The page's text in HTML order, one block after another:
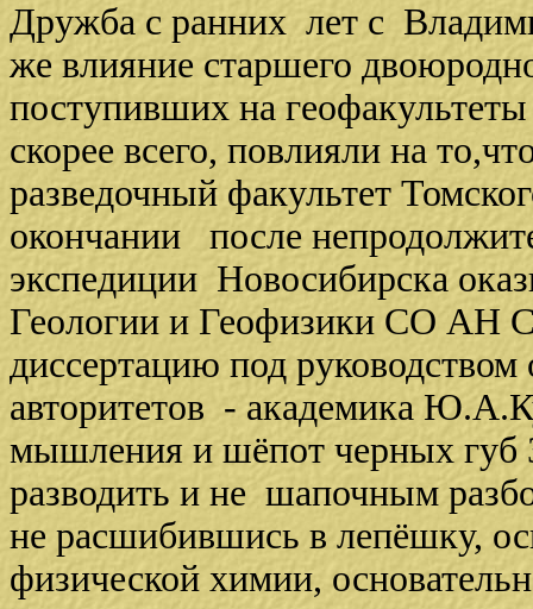
Дружба с ранних лет с
же влияние старшего
поступивших на
скорее всего, повлияли на
разведочный факультет
окончании после
экспедиции Новосибирска
Геологии и Геофизики СО АН
диссертацию под
авторитетов - академика
мышления и шёпот черных губ
разводить и не шапочным
не расшибившись в лепёшку,
физической химии,